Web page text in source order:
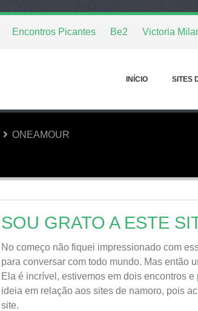
Encontros Picantes Be2 Victoria
INÍCIO SITES
ONEAMOUR
SOU GRATO A ESTE
No começo não fiquei impressionado com
para conversar com todo mundo. Mas então
Ela é incrível, estivemos em dois encontros
ideia em relação aos sites de namoro, pois
site.